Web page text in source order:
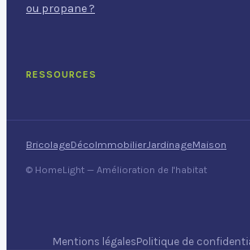
ou propane ?
RESSOURCES
BricolageDécoImmobilierJardinageMaison
© HomeLight — Amélioration de l'habitat
Mentions légalesPolitique de